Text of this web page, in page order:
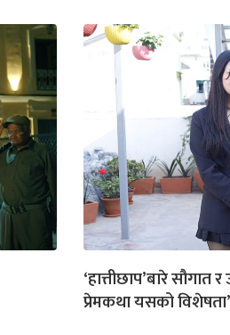
‘हात्तीछाप’बारे सौगात
प्रेमकथा यसको विशेषता’